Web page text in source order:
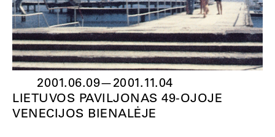
2001.06.09—2001.11.04
LIETUVOS PAVILJONAS 49-OJOJE
VENECIJOS BIENALĖJE